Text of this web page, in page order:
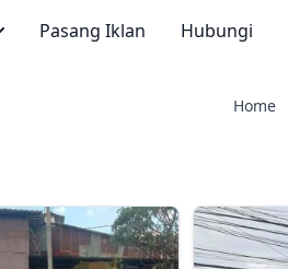
Pasang Iklan Hubungi
Home